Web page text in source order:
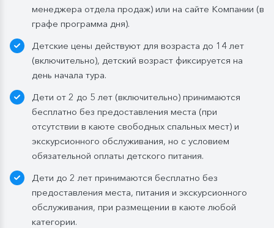
менеджера отдела продаж) или на сайте Компании (в
графе программа дня).
Детские цены действуют для возраста до 14 лет
(включительно), детский возраст фиксируется на
день начала тура.
Дети от 2 до 5 лет (включительно) принимаются
бесплатно без предоставления места (при
отсутствии в каюте свободных спальных мест) и
экскурсионного обслуживания, но с условием
обязательной оплаты детского питания.
Дети до 2 лет принимаются бесплатно без
предоставления места, питания и экскурсионного
обслуживания, при размещении в каюте любой
категории.